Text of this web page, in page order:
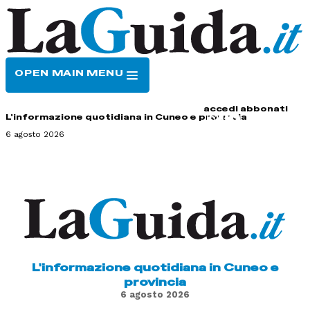
OPEN MAIN MENU
accedi abbonati
L'informazione quotidiana in Cuneo e provincia
6 agosto 2026
L'informazione quotidiana in Cuneo e
provincia
6 agosto 2026